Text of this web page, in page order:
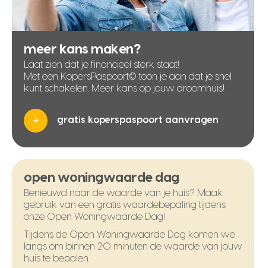
meer kans maken?
Laat zien dat je financieel sterk staat!
Met een KopersPaspoort© toon je aan dat je snel
kunt schakelen. Meer kans op jouw droomhuis!
gratis koperspaspoort aanvragen
open woningwaarde dag
Benieuwd naar de waarde van je huis? Maak
gebruik van een gratis waardebepaling tijdens
onze Open Woningwaarde Dag!
Tijdens de Open Woningwaarde Dag komen we
langs om binnen 20 minuten de waarde van jouw
huis te bepalen.